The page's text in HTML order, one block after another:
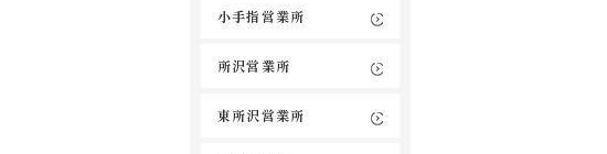
小手指営業所
所沢営業所
東所沢営業所